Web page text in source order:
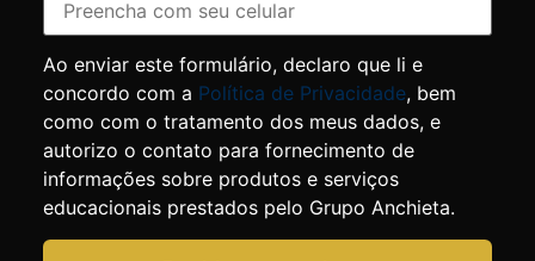
Ao enviar este formulário, declaro que li e
concordo com a Política de Privacidade, bem
como com o tratamento dos meus dados, e
autorizo o contato para fornecimento de
informações sobre produtos e serviços
educacionais prestados pelo Grupo Anchieta.